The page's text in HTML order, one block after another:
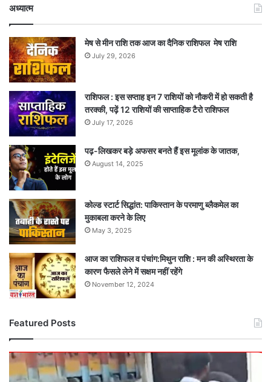
अध्यात्म
मेष से मीन राशि तक आज का दैनिक राशिफल मेष राशि
July 29, 2026
राशिफल : इस सप्ताह इन 7 राशियों को नौकरी में हो सकती है
तरक्की, पढ़ें 12 राशियों की साप्ताहिक टैरो राशिफल
July 17, 2026
पढ़-लिखकर बड़े अफसर बनते हैं इस मूलांक के जातक,
August 14, 2025
कोल्ड स्टार्ट सिद्धांत: पाकिस्तान के परमाणु ब्लैकमेल का
मुकाबला करने के लिए
May 3, 2025
आज का राशिफल व पंचांग:मिथुन राशि : मन की अस्थिरता के
कारण फैसले लेने में सक्षम नहीं रहेंगे
November 12, 2024
Featured Posts
दर्दनाक